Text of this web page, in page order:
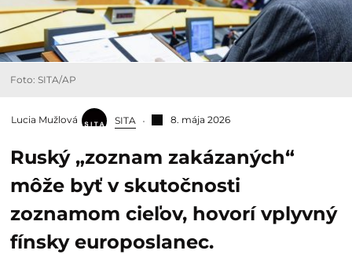
Foto: SITA/AP
Lucia Mužlová SITA 8. mája 2026
Ruský „zoznam zakázaných“
môže byť v skutočnosti
zoznamom cieľov, hovorí vplyvný
fínsky europoslanec.